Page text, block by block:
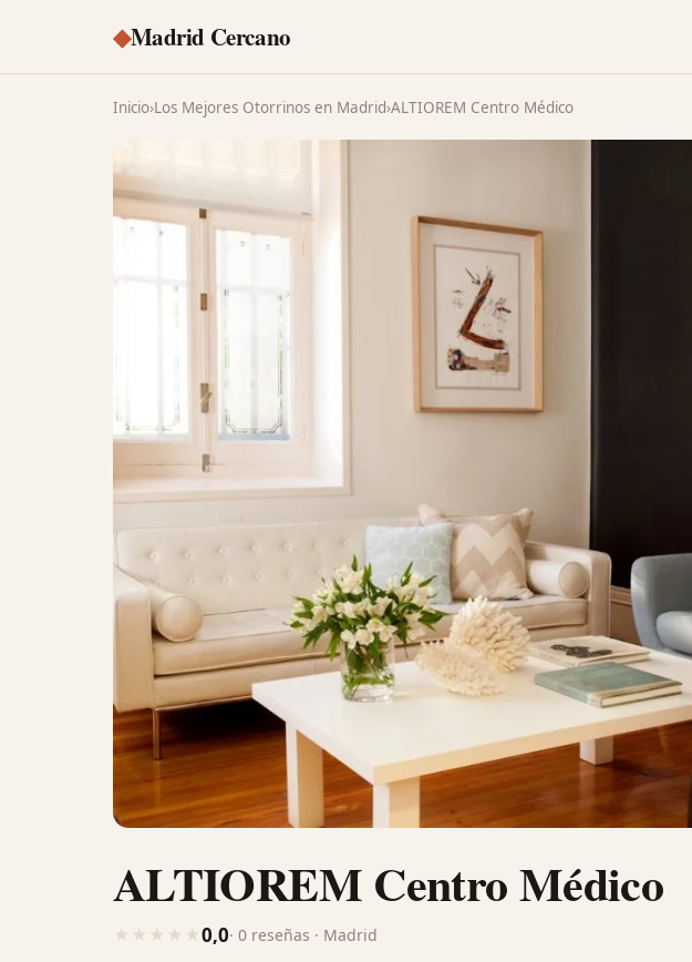
◆Madrid Cercano
Inicio›Los Mejores Otorrinos en Madrid›ALTIOREM Centro Médico
ALTIOREM Centro Médico
★ ★ ★ ★ ★0,0· 0 reseñas · Madrid